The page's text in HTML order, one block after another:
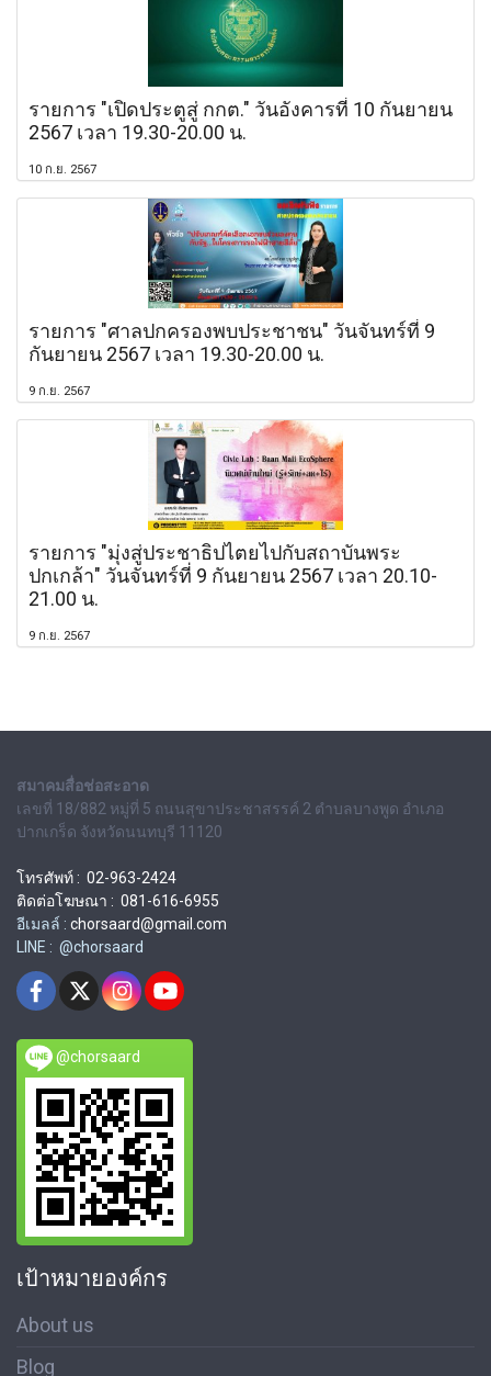
รายการ "เปิดประตูสู่ กกต." วันอังคารที่ 10 กันยายน
2567 เวลา 19.30-20.00 น.
10 ก.ย. 2567
รายการ "ศาลปกครองพบประชาชน" วันจันทร์ที่ 9
กันยายน 2567 เวลา 19.30-20.00 น.
9 ก.ย. 2567
รายการ "มุ่งสู่ประชาธิปไตยไปกับสถาบันพระ
ปกเกล้า" วันจันทร์ที่ 9 กันยายน 2567 เวลา 20.10-
21.00 น.
9 ก.ย. 2567
สมาคมสื่อช่อสะอาด
เลขที่ 18/882 หมู่ที่ 5 ถนนสุขาประชาสรรค์ 2 ตำบลบางพูด อำเภอ
ปากเกร็ด จังหวัดนนทบุรี 11120
โทรศัพท์ : 02-963-2424
ติดต่อโฆษณา : 081-616-6955
อีเมลล์ : chorsaard@gmail.com
LINE : @chorsaard
@chorsaard
เป้าหมายองค์กร
About us
Blog